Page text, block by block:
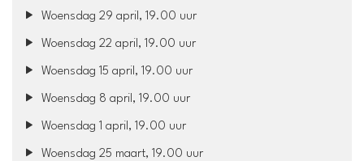
Woensdag 29 april, 19.00 uur
Woensdag 22 april, 19.00 uur
Woensdag 15 april, 19.00 uur
Woensdag 8 april, 19.00 uur
Woensdag 1 april, 19.00 uur
Woensdag 25 maart, 19.00 uur